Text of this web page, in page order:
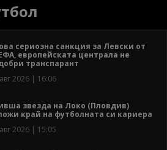
сериозна санкция за Левски от
европейската централа не
транспарант
2026 | 16:06
звезда на Локо (Пловдив)
край на футболната си кариера
2026 | 15:05